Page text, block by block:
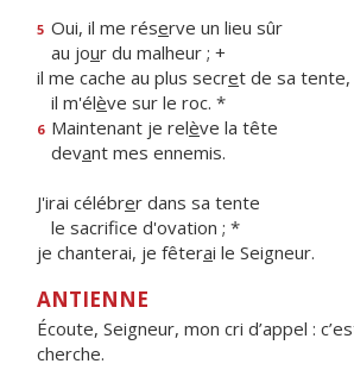
5 Oui, il me réserve un lieu sûr
au jour du malheur ; +
il me cache au plus secret de sa tente,
il m'élève sur le roc. *
6 Maintenant je relève la tête
devant mes ennemis.
J'irai célébrer dans sa tente
le sacrifce d'ovation ; *
je chanterai, je fêterai le Seigneur.
ANTIENNE
Écoute, Seigneur, mon cri d’appel :
cherche.